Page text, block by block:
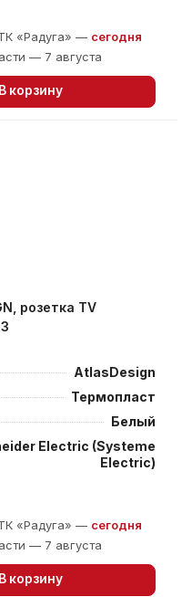
«Радуга» — сегодня
— 7 августа
В корзину
розетка TV
AtlasDesign
Термопласт
Белый
Electric (Systeme
Electric)
«Радуга» — сегодня
— 7 августа
В корзину